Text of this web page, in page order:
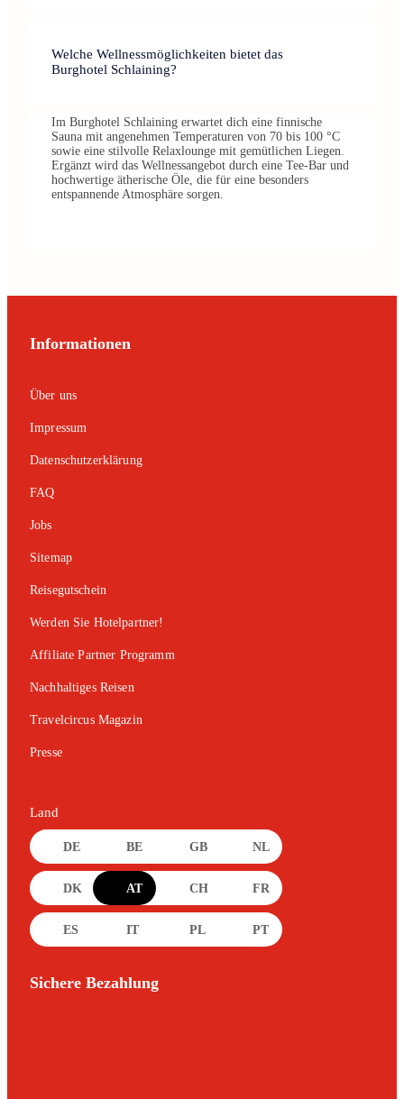
Welche Wellnessmöglichkeiten bietet das
Burghotel Schlaining?
Im Burghotel Schlaining erwartet dich eine finnische
Sauna mit angenehmen Temperaturen von 70 bis 100 °C
sowie eine stilvolle Relaxlounge mit gemütlichen Liegen.
Ergänzt wird das Wellnessangebot durch eine Tee-Bar und
hochwertige ätherische Öle, die für eine besonders
entspannende Atmosphäre sorgen.
Informationen
Über uns
Impressum
Datenschutzerklärung
FAQ
Jobs
Sitemap
Reisegutschein
Werden Sie Hotelpartner!
Affiliate Partner Programm
Nachhaltiges Reisen
Travelcircus Magazin
Presse
Land
DE BE GB NL
DK AT CH FR
ES IT PL PT
Sichere Bezahlung